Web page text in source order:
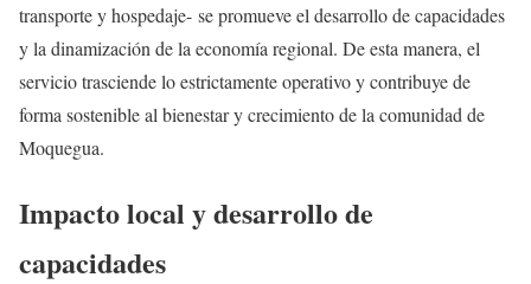
transporte y hospedaje- se promueve el desarrollo de capacidades
y la dinamización de la economía regional. De esta manera, el
servicio trasciende lo estrictamente operativo y contribuye de
forma sostenible al bienestar y crecimiento de la comunidad de
Moquegua.
Impacto local y desarrollo de
capacidades